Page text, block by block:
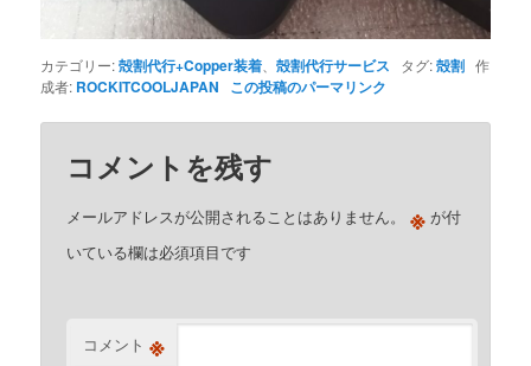
カテゴリー:殻割代行+Copper装着 、殻割代行サービス タグ:殻割 作
成者: ROCKITCOOLJAPAN この投稿のパーマリンク
コメントを残す
メールアドレスが公開されることはありません。 ※ が付
いている欄は必須項目です
コメント ※